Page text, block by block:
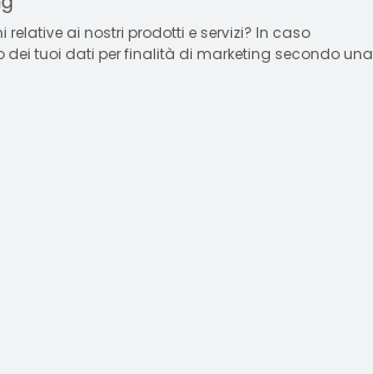
ai nostri prodotti e servizi? In caso
tuoi dati per finalità di marketing secondo una